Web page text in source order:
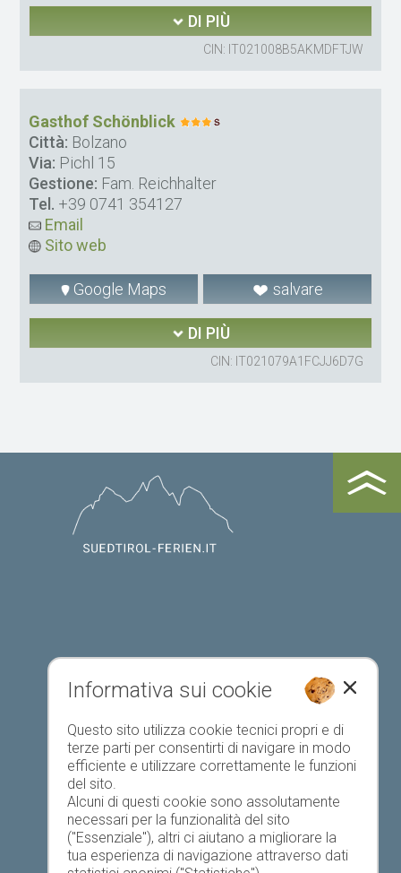
DI PIÙ
CIN: IT021008B5AKMDFTJW
Gasthof Schönblick
Città: Bolzano
Via: Pichl 15
Gestione: Fam. Reichhalter
Tel. +39 0741 354127
Email
Sito web
Google Maps salvare
DI PIÙ
CIN: IT021079A1FCJJ6D7G
Registrazione alloggio
Informativa sui cookie
Questo sito utilizza cookie tecnici propri e di
terze parti per consentirti di navigare in modo
efficiente e utilizzare correttamente le funzioni
del sito.
Alcuni di questi cookie sono assolutamente
necessari per la funzionalità del sito
("Essenziale"), altri ci aiutano a migliorare la
tua esperienza di navigazione attraverso dati